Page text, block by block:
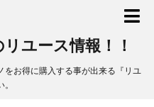
ユース情報！！
をお得に購入する事が出来る『リユ